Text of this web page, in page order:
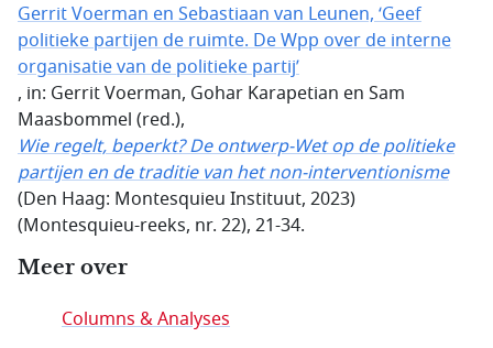
Gerrit Voerman en Sebastiaan van Leunen, ‘Geef
politieke partijen de ruimte. De Wpp over de interne
organisatie van de politieke partij’
, in: Gerrit Voerman, Gohar Karapetian en Sam
Maasbommel (red.),
Wie regelt, beperkt? De ontwerp-Wet op de politieke
partijen en de traditie van het non-interventionisme
(Den Haag: Montesquieu Instituut, 2023)
(Montesquieu-reeks, nr. 22), 21-34.
Meer over
Columns & Analyses